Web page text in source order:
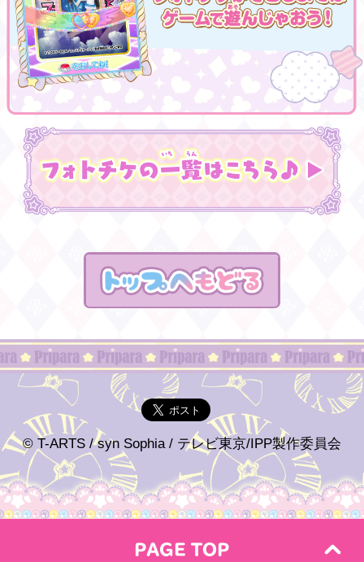
© T-ARTS / syn Sophia / テレビ東京/IPP製作委員会
PAGE TOP